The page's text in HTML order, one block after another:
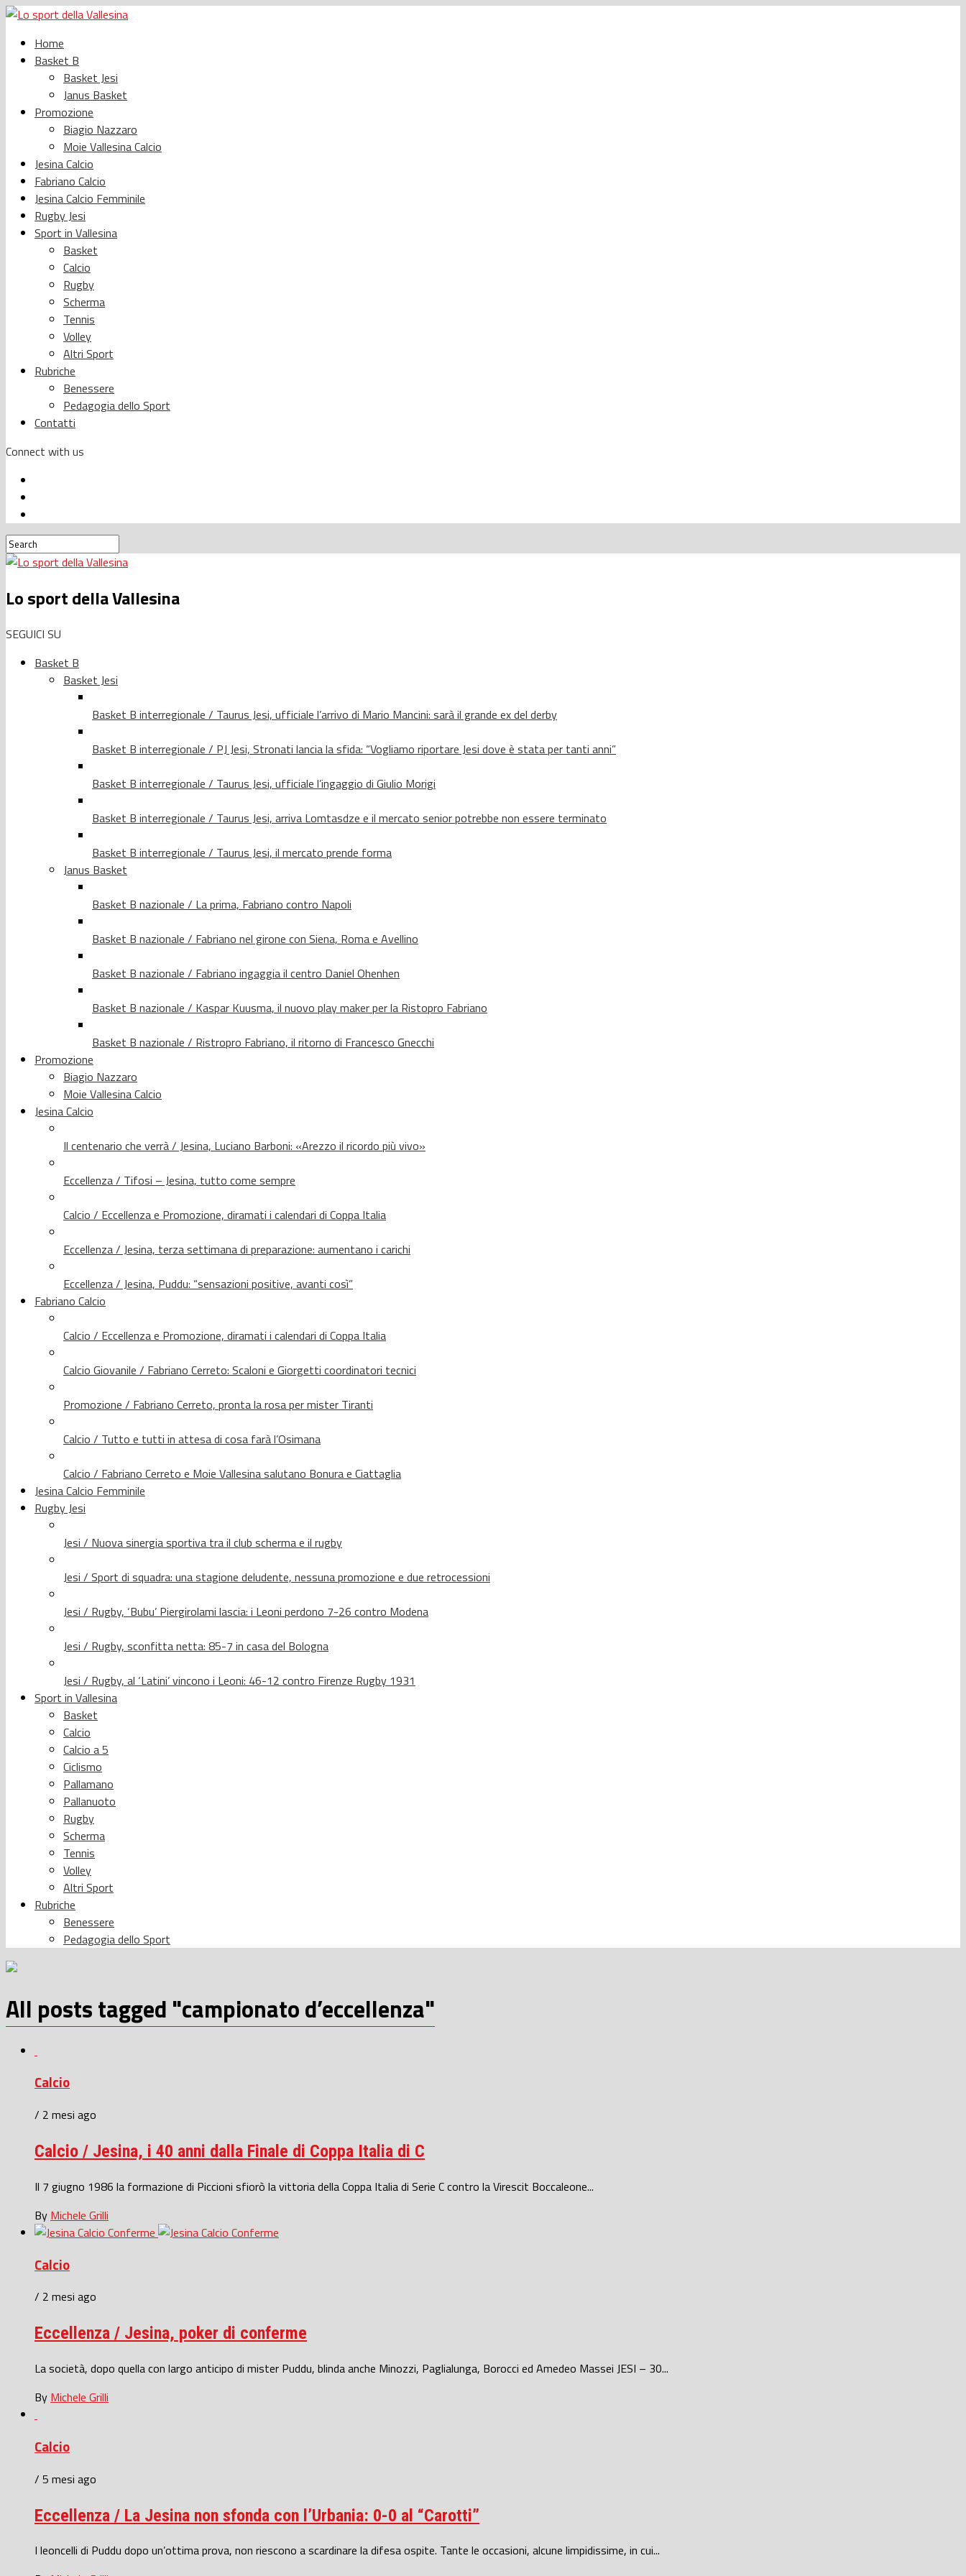
Home
Basket B
Basket Jesi
Janus Basket
Promozione
Biagio Nazzaro
Moie Vallesina Calcio
Jesina Calcio
Fabriano Calcio
Jesina Calcio Femminile
Rugby Jesi
Sport in Vallesina
Basket
Calcio
Rugby
Scherma
Tennis
Volley
Altri Sport
Rubriche
Benessere
Pedagogia dello Sport
Contatti
Connect with us
Lo sport della Vallesina
SEGUICI SU
Basket B
Basket Jesi
Basket B interregionale / Taurus Jesi, ufficiale l’arrivo di Mario Mancini: sarà il grande ex del derby
Basket B interregionale / PJ Jesi, Stronati lancia la sfida: “Vogliamo riportare Jesi dove è stata per tanti anni”
Basket B interregionale / Taurus Jesi, ufficiale l’ingaggio di Giulio Morigi
Basket B interregionale / Taurus Jesi, arriva Lomtasdze e il mercato senior potrebbe non essere terminato
Basket B interregionale / Taurus Jesi, il mercato prende forma
Janus Basket
Basket B nazionale / La prima, Fabriano contro Napoli
Basket B nazionale / Fabriano nel girone con Siena, Roma e Avellino
Basket B nazionale / Fabriano ingaggia il centro Daniel Ohenhen
Basket B nazionale / Kaspar Kuusma, il nuovo play maker per la Ristopro Fabriano
Basket B nazionale / Ristropro Fabriano, il ritorno di Francesco Gnecchi
Promozione
Biagio Nazzaro
Moie Vallesina Calcio
Jesina Calcio
Il centenario che verrà / Jesina, Luciano Barboni: «Arezzo il ricordo più vivo»
Eccellenza / Tifosi – Jesina, tutto come sempre
Calcio / Eccellenza e Promozione, diramati i calendari di Coppa Italia
Eccellenza / Jesina, terza settimana di preparazione: aumentano i carichi
Eccellenza / Jesina, Puddu: “sensazioni positive, avanti così”
Fabriano Calcio
Calcio / Eccellenza e Promozione, diramati i calendari di Coppa Italia
Calcio Giovanile / Fabriano Cerreto: Scaloni e Giorgetti coordinatori tecnici
Promozione / Fabriano Cerreto, pronta la rosa per mister Tiranti
Calcio / Tutto e tutti in attesa di cosa farà l’Osimana
Calcio / Fabriano Cerreto e Moie Vallesina salutano Bonura e Ciattaglia
Jesina Calcio Femminile
Rugby Jesi
Jesi / Nuova sinergia sportiva tra il club scherma e il rugby
Jesi / Sport di squadra: una stagione deludente, nessuna promozione e due retrocessioni
Jesi / Rugby, ‘Bubu’ Piergirolami lascia: i Leoni perdono 7-26 contro Modena
Jesi / Rugby, sconfitta netta: 85-7 in casa del Bologna
Jesi / Rugby, al ‘Latini’ vincono i Leoni: 46-12 contro Firenze Rugby 1931
Sport in Vallesina
Basket
Calcio
Calcio a 5
Ciclismo
Pallamano
Pallanuoto
Rugby
Scherma
Tennis
Volley
Altri Sport
Rubriche
Benessere
Pedagogia dello Sport
All posts tagged "campionato d’eccellenza"
Calcio
/ 2 mesi ago
Calcio / Jesina, i 40 anni dalla Finale di Coppa Italia di C
Il 7 giugno 1986 la formazione di Piccioni sfiorò la vittoria della Coppa Italia di Serie C contro la Virescit Boccaleone...
By Michele Grilli
Calcio
/ 2 mesi ago
Eccellenza / Jesina, poker di conferme
La società, dopo quella con largo anticipo di mister Puddu, blinda anche Minozzi, Paglialunga, Borocci ed Amedeo Massei JESI – 30...
By Michele Grilli
Calcio
/ 5 mesi ago
Eccellenza / La Jesina non sfonda con l’Urbania: 0-0 al “Carotti”
I leoncelli di Puddu dopo un’ottima prova, non riescono a scardinare la difesa ospite. Tante le occasioni, alcune limpidissime, in cui...